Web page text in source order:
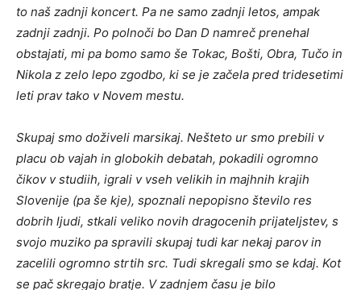
to naš zadnji koncert. Pa ne samo zadnji letos, ampak
zadnji zadnji. Po polnoči bo Dan D namreč prenehal
obstajati, mi pa bomo samo še Tokac, Bošti, Obra, Tučo in
Nikola z zelo lepo zgodbo, ki se je začela pred tridesetimi
leti prav tako v Novem mestu.
Skupaj smo doživeli marsikaj. Nešteto ur smo prebili v
placu ob vajah in globokih debatah, pokadili ogromno
čikov v studiih, igrali v vseh velikih in majhnih krajih
Slovenije (pa še kje), spoznali nepopisno število res
dobrih ljudi, stkali veliko novih dragocenih prijateljstev, s
svojo muziko pa spravili skupaj tudi kar nekaj parov in
zacelili ogromno strtih src. Tudi skregali smo se kdaj. Kot
se pač skregajo bratje. V zadnjem času je bilo